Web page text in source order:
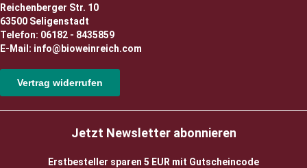
Reichenberger Str. 10
63500 Seligenstadt
Telefon: 06182 - 8435859
E-Mail: info@bioweinreich.com
Vertrag widerrufen
Jetzt Newsletter abonnieren
Erstbesteller sparen 5 EUR mit Gutscheincode